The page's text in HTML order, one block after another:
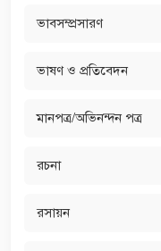
ভাবসম্প্রসারণ
ভাষণ ও প্রতিবেদন
মানপত্র/অভিনন্দন পত্র
রচনা
রসায়ন